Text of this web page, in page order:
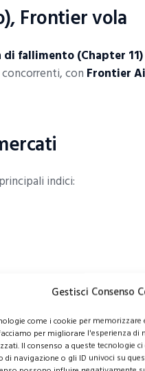
Gestisci Consenso
come i cookie per
per migliorare l'esperienza
Il consenso a queste tecnologie
di navigazione o gli ID univoci su
Frontier vola
di fallimento (Chapter 11)
con Frontier
indici:
, mentre il prezzo del
ha subito un forte calo,